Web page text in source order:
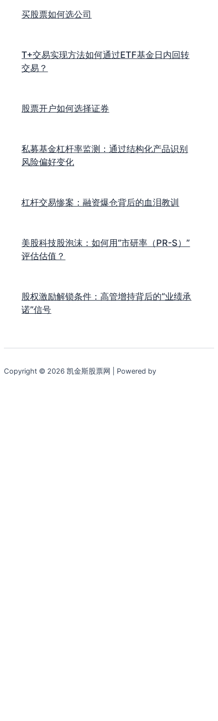
买股票如何选公司
T+交易实现方法如何通过ETF基金日内回转
交易？
股票开户如何选择证券
私募基金杠杆率监测：通过结构化产品识别
风险偏好变化
杠杆交易惨案：融资爆仓背后的血泪教训
美股科技股泡沫：如何用“市研率（PR-S）”
评估估值？
股权激励解锁条件：高管增持背后的“业绩承
诺”信号
Copyright © 2026 凯金斯股票网 | Powered by